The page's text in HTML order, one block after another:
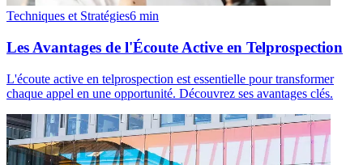
Techniques et Stratégies6 min
Les Avantages de l'Écoute Active en Telprospection
L'écoute active en telprospection est essentielle pour transformer
chaque appel en une opportunité. Découvrez ses avantages clés.